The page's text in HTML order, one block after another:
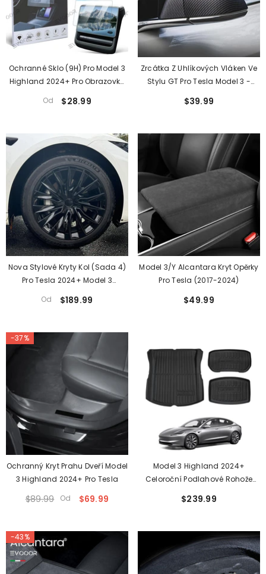
Ochranné Sklo (9H) Pro Model 3
Highland 2024+ Pro Obrazovku
Druhé Řady Sedadel (2 Kusy)
Od $28.99
Zrcátka Z Uhlíkových Vláken Ve
Stylu GT Pro Tesla Model 3 -
(2017+)
$39.99
Nova Stylové Kryty Kol (sada 4)
Pro Tesla 2024+ Model 3
(inspirováno 19'' Nova Koly)
Od $189.99
Model 3/Y Alcantara Kryt Opěrky
Pro Tesla (2017-2024)
$49.99
-37%
Ochranný Kryt Prahu Dveří Model
3 Highland 2024+ Pro Tesla
$89.99 Od $69.99
Model 3 Highland 2024+
Celoroční Podlahové Rohože
Nákladová Rohož Kryt Pro Přední
$239.99
-43%